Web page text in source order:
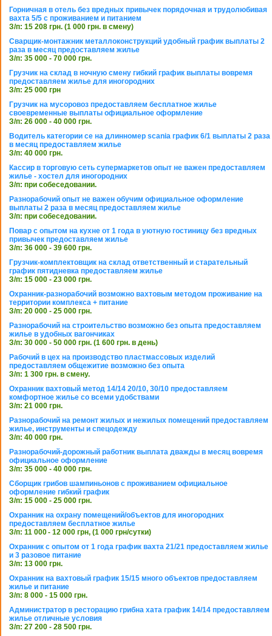
Горничная в отель без вредных привычек порядочная и трудолюбивая
вахта 5/5 с проживанием и питанием
З/п: 15 208 грн. (1 000 грн. в смену)
Сварщик-монтажник металлоконструкций удобный график выплаты 2
раза в месяц предоставляем жилье
З/п: 35 000 - 70 000 грн.
Грузчик на склад в ночную смену гибкий график выплаты вовремя
предоставляем жилье для иногородних
З/п: 25 000 грн
Грузчик на мусоровоз предоставляем бесплатное жилье
своевременные выплаты официальное оформление
З/п: 26 000 - 40 000 грн.
Водитель категории се на длинномер scania график 6/1 выплаты 2 раза
в месяц предоставляем жилье
З/п: 40 000 грн.
Кассир в торговую сеть супермаркетов опыт не важен предоставляем
жилье - хостел для иногородних
З/п: при собеседовании.
Разнорабочий опыт не важен обучим официальное оформление
выплаты 2 раза в месяц предоставляем жилье
З/п: при собеседовании.
Повар с опытом на кухне от 1 года в уютную гостиницу без вредных
привычек предоставляем жилье
З/п: 36 000 - 39 600 грн.
Грузчик-комплектовщик на склад ответственный и старательный
график пятидневка предоставляем жилье
З/п: 15 000 - 23 000 грн.
Охранник-разнорабочий возможно вахтовым методом проживание на
территории комплекса + питание
З/п: 20 000 - 25 000 грн.
Разнорабочий на строительство возможно без опыта предоставляем
жилье в удобных вагончиках
З/п: 30 000 - 50 000 грн. (1 600 грн. в день)
Рабочий в цех на производство пластмассовых изделий
предоставляем общежитие возможно без опыта
З/п: 1 300 грн. в смену.
Охранник вахтовый метод 14/14 20/10, 30/10 предоставляем
комфортное жилье со всеми удобствами
З/п: 21 000 грн.
Разнорабочий на ремонт жилых и нежилых помещений предоставляем
жилье, инструменты и спецодежду
З/п: 40 000 грн.
Разнорабочий-дорожный работник выплата дважды в месяц вовремя
официальное оформление
З/п: 35 000 - 40 000 грн.
Сборщик грибов шампиньонов с проживанием официальное
оформление гибкий график
З/п: 15 000 - 25 000 грн.
Охранник на охрану помещений/объектов для иногородних
предоставляем бесплатное жилье
З/п: 11 000 - 12 000 грн, (1 000 грн/сутки)
Охранник с опытом от 1 года график вахта 21/21 предоставляем жилье
и 3 разовое питание
З/п: 13 000 грн.
Охранник на вахтовый график 15/15 много объектов предоставляем
жилье и питание
З/п: 8 000 - 15 000 грн.
Администратор в ресторацию грибна хата график 14/14 предоставляем
жилье отличные условия
З/п: 27 200 - 28 500 грн.